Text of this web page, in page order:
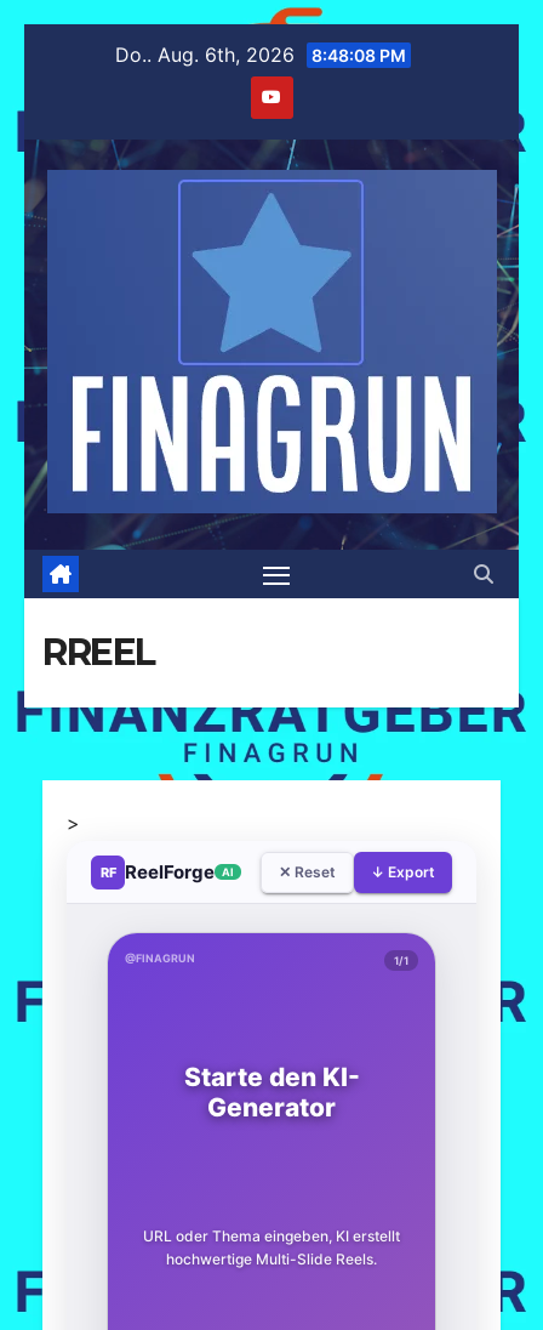
springen
Do.. Aug. 6th, 2026 8:48:08 PM
RREEL
>
RF ReelForge AI ✕ Reset ↓ Export
@FINAGRUN 1/1
Starte den KI-
Generator
URL oder Thema eingeben, KI erstellt
hochwertige Multi-Slide Reels.